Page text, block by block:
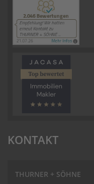
KONTAKT
THURNER + SÖHNE